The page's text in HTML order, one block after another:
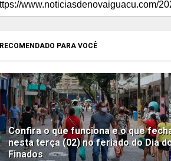
RECOMENDADO PARA VOCÊ
Confira o que funciona e o que
nesta terça (02) no feriado do Dia
Finados